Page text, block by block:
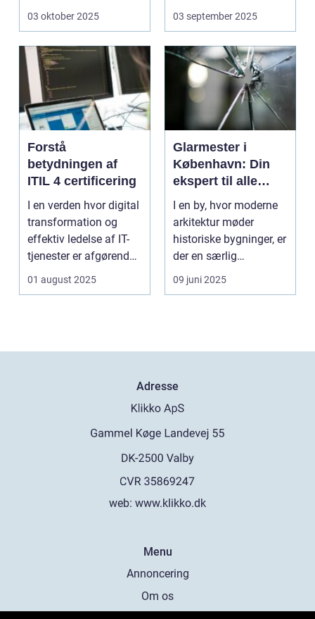
Is&...
03 oktober 2025
genanve...
03 september 2025
Forstå
betydningen af
ITIL 4 certificering
I en verden hvor digital
transformation og
effektiv ledelse af IT-
tjenester er afgørende,
01 august 2025
Glarmester i
København: Din
ekspert til alle
glasbehov
I en by, hvor moderne
arkitektur møder
historiske bygninger, er
der en særlig
ekspertis...
09 juni 2025
Adresse
web: www.klikko.dk
Menu
Annoncering
Om os